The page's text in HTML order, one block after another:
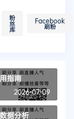
粉
丝
库
Facebook
刷粉
指南
2026-07-09
据分析